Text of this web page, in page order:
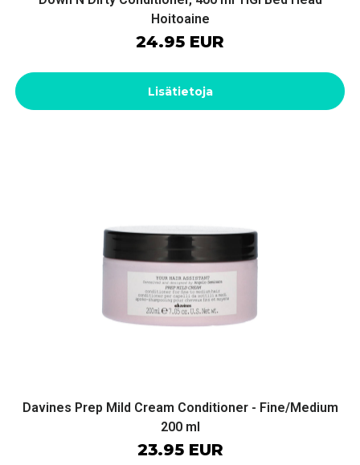
Hoitoaine
24.95 EUR
Lisätietoja
Davines Prep Mild Cream Conditioner - Fine/Medium
200 ml
23.95 EUR